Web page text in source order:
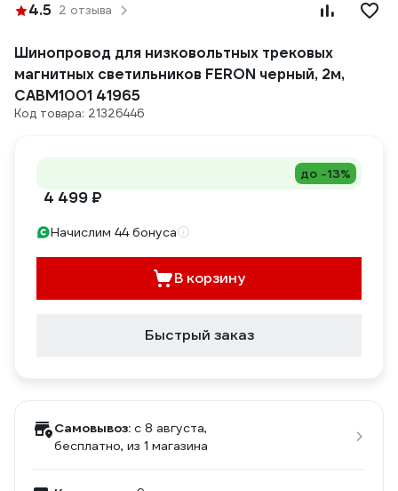
4.5 2 отзыва
Шинопровод для низковольтных трековых
магнитных светильников FERON черный, 2м,
CABM1001 41965
Код товара: 21326446
до -13%
4 499 ₽
Начислим 44 бонуса
В корзину
Быстрый заказ
Самовывоз: c 8 августа,
бесплатно, из 1 магазина